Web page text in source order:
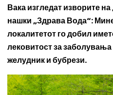
Вака изгледат изворите
нашки „Здрава Вода“:
локалитетот го добил
лековитост за
желудник и бубрези.